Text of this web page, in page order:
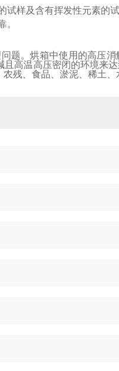
样及含有挥发性元素的试
。
题。烘箱中使用的高压
高温高压密闭的环境来
残、食品、淤泥、稀土、